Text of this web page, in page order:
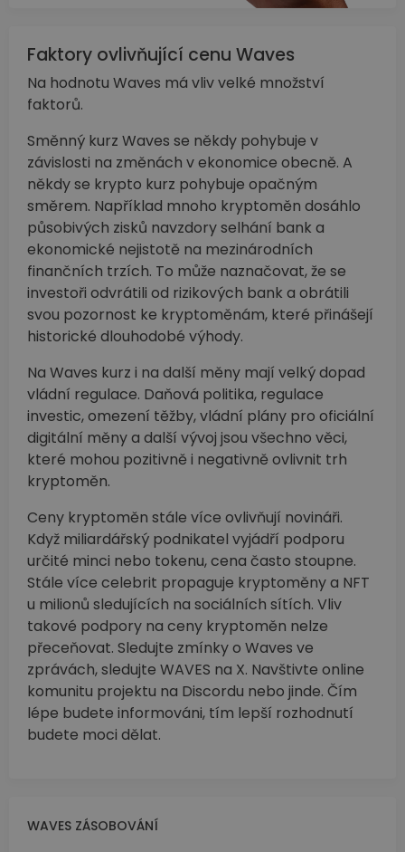
Faktory ovlivňující cenu Waves
Na hodnotu Waves má vliv velké množství
faktorů.
Směnný kurz Waves se někdy pohybuje v
závislosti na změnách v ekonomice obecně. A
někdy se krypto kurz pohybuje opačným
směrem. Například mnoho kryptoměn dosáhlo
působivých zisků navzdory selhání bank a
ekonomické nejistotě na mezinárodních
finančních trzích. To může naznačovat, že se
investoři odvrátili od rizikových bank a obrátili
svou pozornost ke kryptoměnám, které přinášejí
historické dlouhodobé výhody.
Na Waves kurz i na další měny mají velký dopad
vládní regulace. Daňová politika, regulace
investic, omezení těžby, vládní plány pro oficiální
digitální měny a další vývoj jsou všechno věci,
které mohou pozitivně i negativně ovlivnit trh
kryptoměn.
Ceny kryptoměn stále více ovlivňují novináři.
Když miliardářský podnikatel vyjádří podporu
určité minci nebo tokenu, cena často stoupne.
Stále více celebrit propaguje kryptoměny a NFT
u milionů sledujících na sociálních sítích. Vliv
takové podpory na ceny kryptoměn nelze
přeceňovat. Sledujte zmínky o Waves ve
zprávách, sledujte WAVES na X. Navštivte online
komunitu projektu na Discordu nebo jinde. Čím
lépe budete informováni, tím lepší rozhodnutí
budete moci dělat.
WAVES ZÁSOBOVÁNÍ